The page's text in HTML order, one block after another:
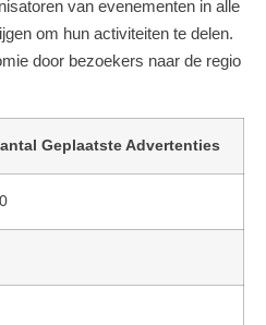
van evenementen in alle
om hun activiteiten te delen.
door bezoekers naar de regio
Geplaatste Advertenties